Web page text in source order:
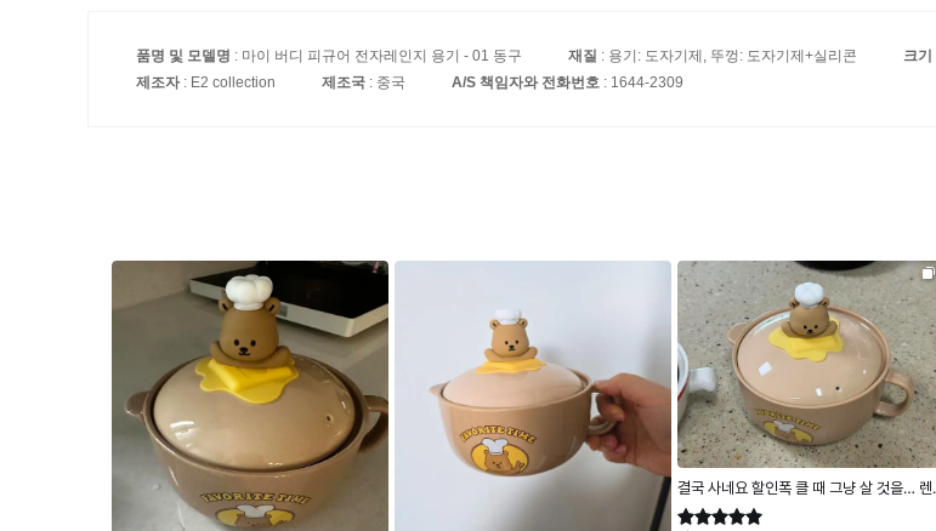
품명 및 모델명 : 마이 버디 피규어 전자레인지 용기 - 01 동구 재질 : 용기: 도자기제, 뚜껑: 도자기제+실리콘 크기
제조자: E2 collection 제조국 : 중국 A/S 책임자와 전화번호 : 1644-2309